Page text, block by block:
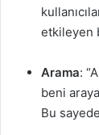
etkileyen
Arama:
beni
Bu